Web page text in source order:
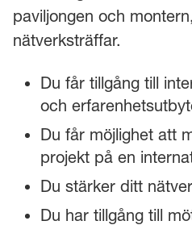
paviljongen och
nätverksträffar.
Du får tillgång till
och
Du får möjlighet att
projekt på en
Du stärker ditt
Du har tillgång till